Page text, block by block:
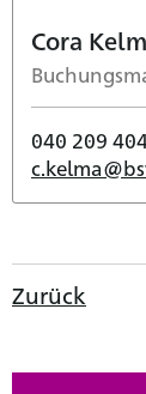
Cora
040 209
Zurück